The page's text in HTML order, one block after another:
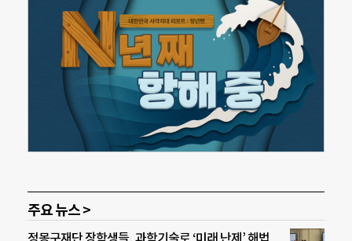
주요 뉴스 >
정몽구재단 장학생들, 과학기술로 ‘미래 난제’ 해법